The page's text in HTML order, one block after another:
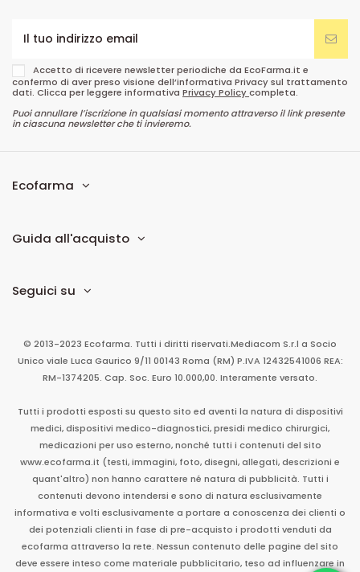
Accetto di ricevere newsletter periodiche da EcoFarma.it e
confermo di aver preso visione dell’informativa Privacy sul trattamento
dati. Clicca per leggere informativa Privacy Policycompleta.
Puoi annullare l’iscrizione in qualsiasi momento attraverso il link presente
in ciascuna newsletter che ti invieremo.
Ecofarma
Guida all'acquisto
Seguici su
© 2013-2023 Ecofarma. Tutti i diritti riservati.Mediacom S.r.l a Socio
Unico viale Luca Gaurico 9/11 00143 Roma (RM) P.IVA 12432541006 REA:
RM-1374205. Cap. Soc. Euro 10.000,00. Interamente versato.
Tutti i prodotti esposti su questo sito ed aventi la natura di dispositivi
medici, dispositivi medico-diagnostici, presidi medico chirurgici,
medicazioni per uso esterno, nonché tutti i contenuti del sito
www.ecofarma.it (testi, immagini, foto, disegni, allegati, descrizioni e
quant'altro) non hanno carattere né natura di pubblicità. Tutti i
contenuti devono intendersi e sono di natura esclusivamente
informativa e volti esclusivamente a portare a conoscenza dei clienti o
dei potenziali clienti in fase di pre-acquisto i prodotti venduti da
ecofarma attraverso la rete. Nessun contenuto delle pagine del sito
deve essere inteso come materiale pubblicitario, teso ad influenzare in